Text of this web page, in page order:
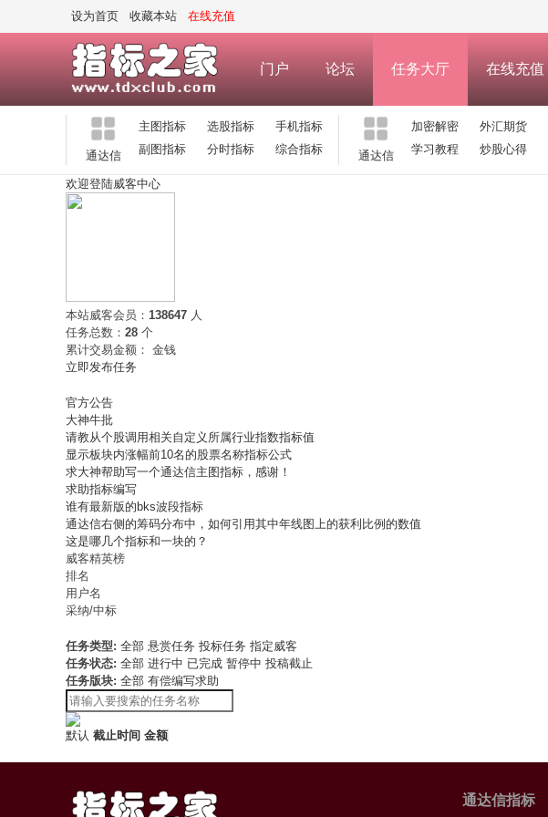
设为首页 收藏本站 在线充值
门户 论坛 任务大厅 在线充值
通达信
主图指标 选股指标
手机指标
副图指标
分时指标 综合指标 通达信
加密解密 外汇期货
学习教程
炒股心得
欢迎登陆威客中心
本站威客会员： 138647 人
任务总数： 28 个
累计交易金额： 金钱
立即发布任务
官方公告
大神牛批
请教从个股调用相关自定义所属行业指数指标值
显示板块内涨幅前10名的股票名称指标公式
求大神帮助写一个通达信主图指标，感谢！
求助指标编写
谁有最新版的bks波段指标
通达信右侧的筹码分布中，如何引用其中年线图上的获利比例的数值
这是哪几个指标和一块的？
威客精英榜
排名
用户名
采纳/中标
任务类型: 全部 悬赏任务 投标任务 指定威客
任务状态: 全部 进行中 已完成 暂停中 投稿截止
任务版块: 全部 有偿编写求助
默认 截止时间 金额
通达信指标